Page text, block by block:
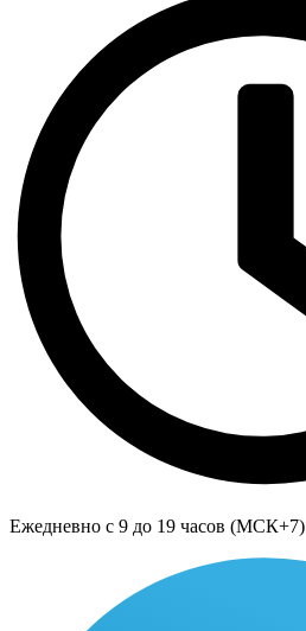
Ежедневно с 9 до 19 часов (МСК+7)